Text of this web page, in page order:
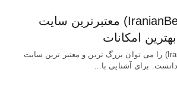
ایرانیان بت (IranianBet) معتبرترین سایت
امکانات
ایرانیان بت (IranianBet) را می توان بزرگ ترین و معتبر ترین سایت
برای آشنایی با…